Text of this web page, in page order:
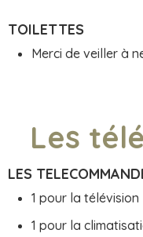
TOILETTES
Merci de veiller à
Les
LES
1 pour la télévision
1 pour la